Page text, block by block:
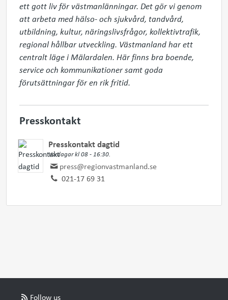
ett gott liv för västmanlänningar. Det gör vi genom
att arbeta med hälso- och sjukvård, tandvård,
utbildning, kultur, näringslivsfrågor, kollektivtrafik,
regional hållbar utveckling. Västmanland har ett
centralt läge i Mälardalen. Här finns bra boende,
service och kommunikationer samt goda
förutsättningar för en rik fritid.
Presskontakt
Presskontakt dagtid
Vardagar kl 08 - 16:30.
press@regionvastmanland.se
021-17 69 31
Follow us